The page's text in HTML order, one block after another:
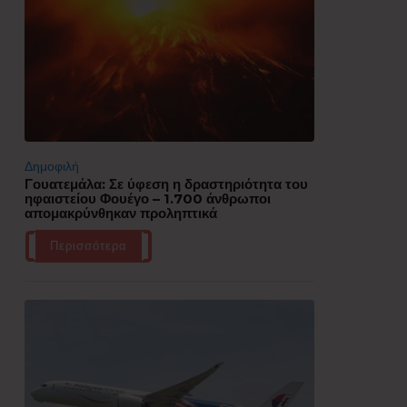
Δημοφιλή
Γουατεμάλα: Σε ύφεση η δραστηριότητα του
ηφαιστείου Φουέγο – 1.700 άνθρωποι
απομακρύνθηκαν προληπτικά
Περισσότερα